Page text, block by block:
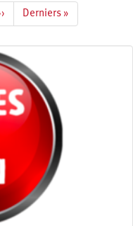
Dernière
page
Derniers »